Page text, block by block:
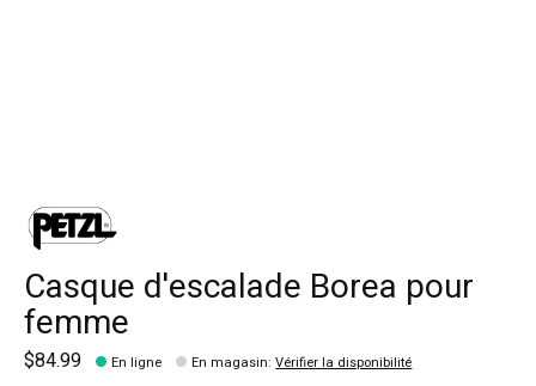
Casque d'escalade Borea pour
femme
$84.99 En ligne En magasin:Vérifier la disponibilité